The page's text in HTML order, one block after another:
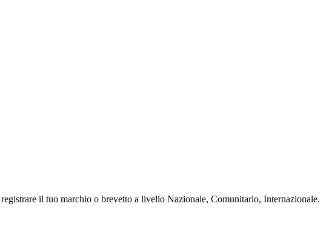
il tuo marchio o brevetto a livello Nazionale, Comunitario, Internazionale.